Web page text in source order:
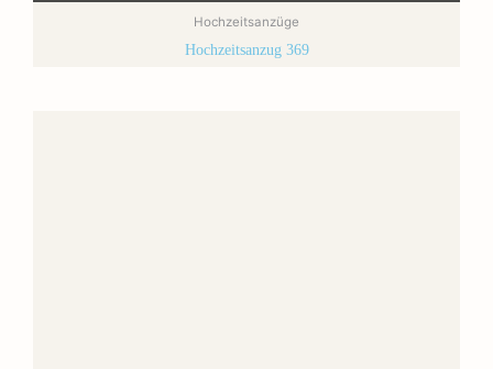
Hochzeitsanzüge
Hochzeitsanzug 369